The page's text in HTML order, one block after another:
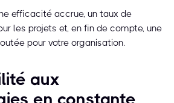
efficacité accrue, un taux de
les projets et, en fin de compte, une
pour votre organisation.
aux